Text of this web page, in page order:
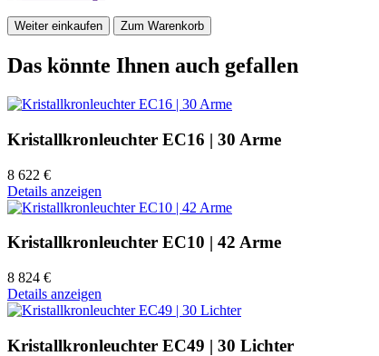
Weiter einkaufen Zum Warenkorb
Das könnte Ihnen auch gefallen
Kristallkronleuchter EC16 | 30 Arme
8 622 €
Details anzeigen
Kristallkronleuchter EC10 | 42 Arme
8 824 €
Details anzeigen
Kristallkronleuchter EC49 | 30 Lichter